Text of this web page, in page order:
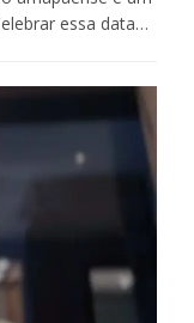
essa data…